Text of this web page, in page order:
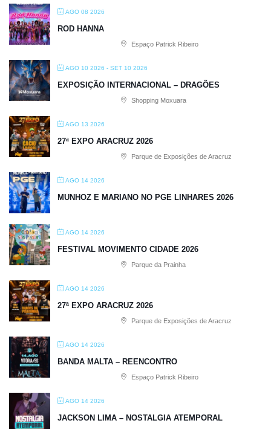
AGO 08 2026
ROD HANNA
Espaço Patrick Ribeiro
AGO 10 2026 - SET 10 2026
EXPOSIÇÃO INTERNACIONAL – DRAGÕES
Shopping Moxuara
AGO 13 2026
27ª EXPO ARACRUZ 2026
Parque de Exposições de Aracruz
AGO 14 2026
MUNHOZ E MARIANO NO PGE LINHARES 2026
AGO 14 2026
FESTIVAL MOVIMENTO CIDADE 2026
Parque da Prainha
AGO 14 2026
27ª EXPO ARACRUZ 2026
Parque de Exposições de Aracruz
AGO 14 2026
BANDA MALTA – REENCONTRO
Espaço Patrick Ribeiro
AGO 14 2026
JACKSON LIMA – NOSTALGIA ATEMPORAL